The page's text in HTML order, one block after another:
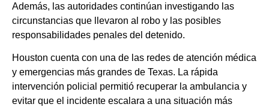
Además, las autoridades continúan investigando las
circunstancias que llevaron al robo y las posibles
responsabilidades penales del detenido.
Houston cuenta con una de las redes de atención médica
y emergencias más grandes de Texas. La rápida
intervención policial permitió recuperar la ambulancia y
evitar que el incidente escalara a una situación más